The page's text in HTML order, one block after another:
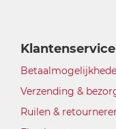
Klantenservice
Verzending &
Ruilen &